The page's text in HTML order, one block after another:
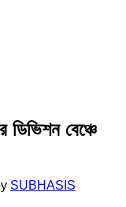
ডিভিশন বেঞ্চে
SUBHASIS